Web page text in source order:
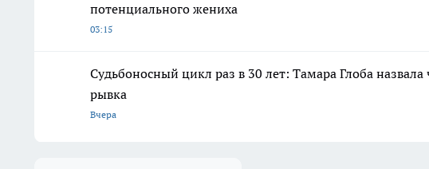
потенциального жениха
03:15
Судьбоносный цикл раз в 30 лет: Тамара Глоба
рывка
Вчера